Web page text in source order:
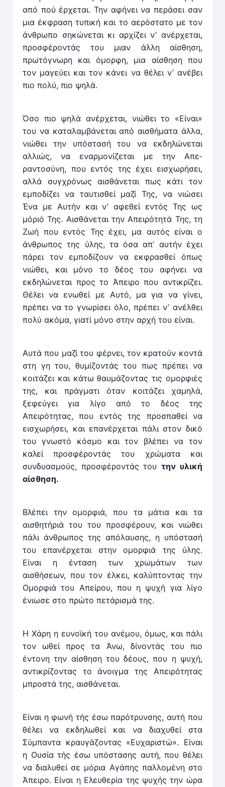
από πού έρχεται. Την αφήνει να περάσει σαν
μια έκφραση τυ­πική και το αερόστατο με τον
άνθρωπο σηκώνεται κι αρχί­ζει ν’ ανέρχεται,
προσφέροντάς του μιαν άλλη αίσθηση,
πρωτόγνωρη και όμορφη, μια αίσθηση που
τον μαγεύει και τον κάνει να θέλει ν’ ανέβει
πιο πολύ, πιο ψηλά.
Όσο πιο ψηλά ανέρχεται, νιώθει το «Είναι»
του να κα­ταλαμβάνεται από αισθήματα άλλα,
νιώθει την υπόστασή του να εκδηλώνεται
αλλιώς, να εναρμονίζεται με την Απε­
ραντοσύνη, που εντός της έχει εισχωρήσει,
αλλά συγχρό­νως αισθάνεται πως κάτι τον
εμποδίζει να ταυτισθεί μαζί Της, να νιώσει
Ένα με Αυτήν και ν’ αφεθεί εντός Της ως
μόριό Της. Αισθάνεται την Απειρότητά Της, τη
Ζωή που εντός Της έχει, μα αυτός είναι ο
άνθρωπος της ύλης, τα όσα απ’ αυτήν έχει
πάρει τον εμποδίζουν να εκφρασθεί όπως
νιώθει, και μόνο το δέος του αφήνει να
εκδηλώνεται προς το Άπειρο που αντικρίζει.
Θέλει να ενωθεί με Αυτό, μα για να γίνει,
πρέπει να το γνωρίσει όλο, πρέπει ν’ ανέλ­θει
πολύ ακόμα, γιατί μόνο στην αρχή του είναι.
Αυτά που μαζί του φέρνει, τον κρατούν κοντά
στη γη του, θυμίζοντάς του πως πρέπει να
κοιτάζει και κάτω θαυ­μάζοντας τις ομορφιές
της, και πράγματι όταν κοιτάζει χαμηλά,
ξεφεύγει για λίγο από το δέος της
Απειρότητας, που εντός της προσπαθεί να
εισχωρήσει, και επανέρχεται πάλι στον δικό
του γνωστό κόσμο και τον βλέπει να τον
καλεί προσφέροντάς του χρώματα και
συνδυασμούς, προσφέ­ροντάς τουτην υλική
αίσθηση.
Βλέπει την ομορφιά, που τα μάτια και τα
αισθητήριά του του προσφέρουν, και νιώθει
πάλι άνθρωπος της από­λαυσης, η υπόστασή
του επανέρχεται στην ομορφιά της ύλης.
Είναι η ένταση των χρωμάτων των
αισθήσεων, που τον έλκει, καλύπτοντας την
Ομορφιά του Απείρου, που η ψυχή για λίγο
ένιωσε στο πρώτο πετάρισμά της.
Η Χάρη η ευνοϊκή του ανέμου, όμως, και πάλι
τον ωθεί προς τα Άνω, δίνοντάς του πιο
έντονη την αίσθηση του δέους, που η ψυχή,
αντικρίζοντας το άνοιγμα της Απειρότητας
μπροστά της, αισθάνεται.
Είναι η φωνή τής έσω παρότρυνσης, αυτή που
­θέλει να εκδηλωθεί και να διαχυθεί στα
Σύμπαντα κραυγάζον­τας «Ευχαριστώ». Είναι
η Ουσία τής έσω υπόστασης αυτή, που θέλει
να διαλυθεί σε μόρια Αγάπης παλλομένη στο
Άπειρο. Είναι η Ελευθερία της ψυχής την ώρα